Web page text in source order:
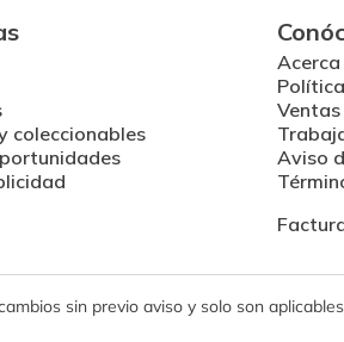
coleccionables
Aviso
sin previo aviso y solo son